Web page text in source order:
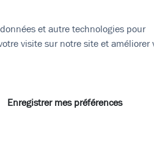
100.8
197.8
46.2
et autre technologies pour
visite sur notre site et améliorer
Enregistrer mes préférences